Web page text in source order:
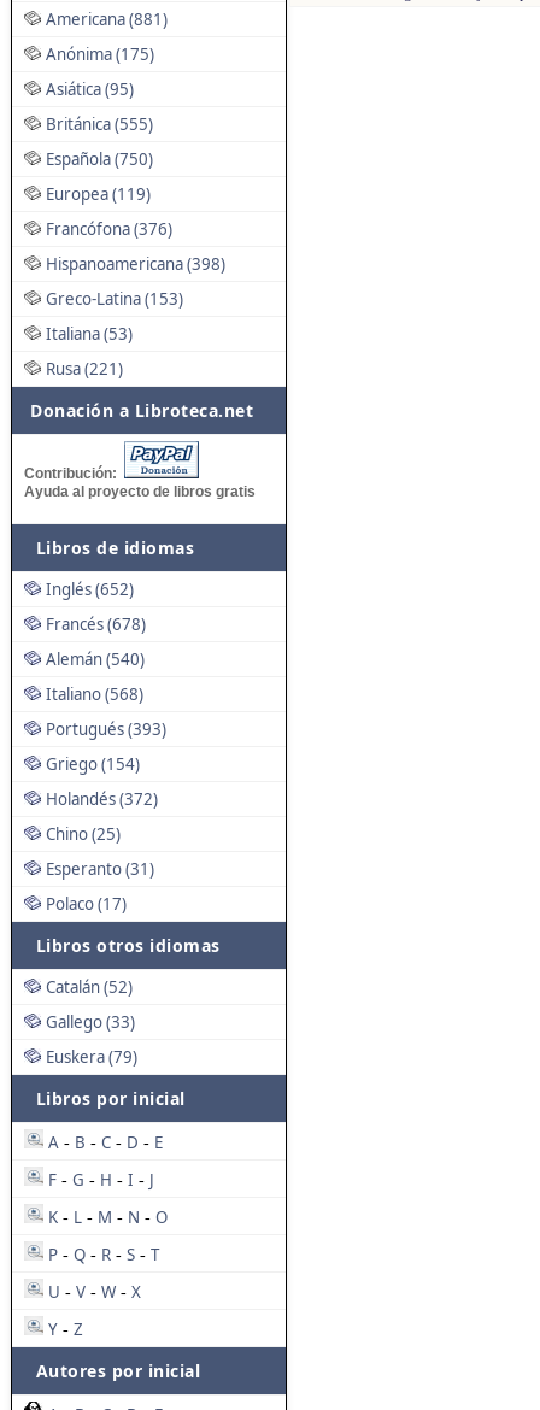
Americana (881)
Anónima (175)
Asiática (95)
Británica (555)
Española (750)
Europea (119)
Francófona (376)
Hispanoamericana (398)
Greco-Latina (153)
Italiana (53)
Rusa (221)
Donación a Libroteca.net
Contribución:
Ayuda al proyecto de libros gratis
Libros de idiomas
Inglés (652)
Francés (678)
Alemán (540)
Italiano (568)
Portugués (393)
Griego (154)
Holandés (372)
Chino (25)
Esperanto (31)
Polaco (17)
Libros otros idiomas
Catalán (52)
Gallego (33)
Euskera (79)
Libros por inicial
A - B - C - D - E
F - G - H - I - J
K - L - M - N - O
P - Q - R - S - T
U - V - W - X
Y - Z
Autores por inicial